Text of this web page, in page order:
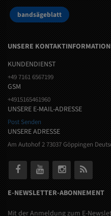
bandsägeblatt
UNSERE
KUNDENDIENST
+49 7161 6567199
GSM
+4915165461960
UNSERE E-MAIL-ADRESSE
Post Senden
UNSERE ADRESSE
Am Autohof 2 73037 Göppingen
E-NEWSLETTER-ABONNEMENT
Mit der Anmeldung zum E-